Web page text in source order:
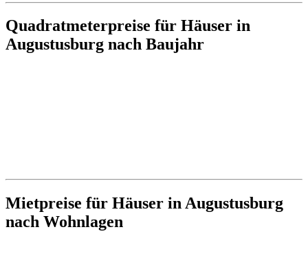
Quadratmeterpreise für Häuser in
Augustusburg nach Baujahr
Mietpreise für Häuser in Augustusburg
nach Wohnlagen